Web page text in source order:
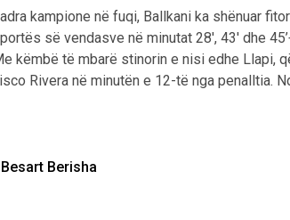
kampione në fuqi, Ballkani ka shënuar
së vendasve në minutat 28′, 43′ dhe
këmbë të mbarë stinorin e nisi edhe
Rivera në minutën e 12-të nga penalltia.
Berisha